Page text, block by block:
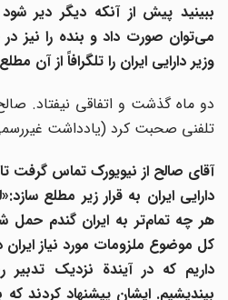
ببینید پیش از آنکه دیگر دیر شود
میتوان صورت داد و بنده را نیز در
وزیر دارایی ایران را تلگرافاً از آن مطلع
تلفنی صحبت کرد (یادداشت غیررسمی به شمارة
آقای صالح از نیویورک تماس گرفت تا
دارایی ایران به قرار زیر مطلع
هر چه تمامتر به ایران گندم حمل
کل موضوع ملزومات مورد نیاز
داریم که در آیندة نزدیک تدبیر
بیندیشیم. ایشان پیشنهاد کردند که